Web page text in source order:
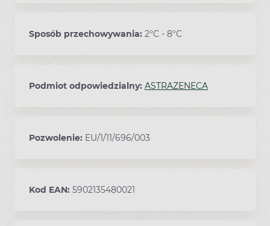
Sposób przechowywania: 2°C - 8°C
Podmiot odpowiedzialny: ASTRAZENECA
Pozwolenie: EU/1/11/696/003
Kod EAN: 5902135480021